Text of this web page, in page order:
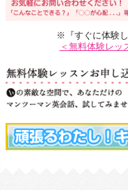
※『すぐに体験
＜無料体験レッ